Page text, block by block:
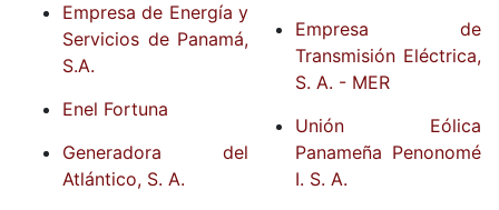
Empresa de Energía y
Servicios de Panamá,
S.A.
Enel Fortuna
Generadora del
Atlántico, S. A.
Empresa de
Transmisión Eléctrica,
S. A. - MER
Unión Eólica
Panameña Penonomé
I. S. A.